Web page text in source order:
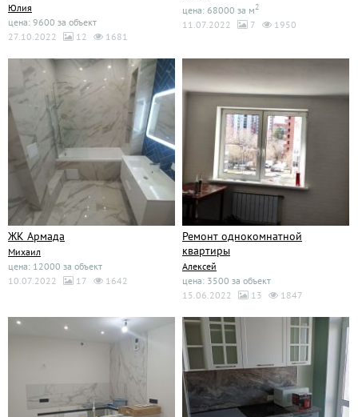
Юлия
цена: 9600 за объект
27.10.2022
12 1681
цена: 68000 за м2
11.07.2022 7 1950
ЖК Армада
Михаил
цена: 12000 за объект
10.07.2022
17 1642
Ремонт однокомнатной
квартиры
Алексей
цена: 3500 за объект
15.06.2022
13 1847